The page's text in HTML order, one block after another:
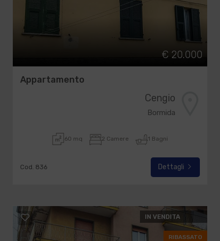
€ 20.000
Appartamento
Cengio
Bormida
60 mq 2 Camere 1 Bagni
Cod. 836 Dettagli
IN VENDITA
RIBASSATO